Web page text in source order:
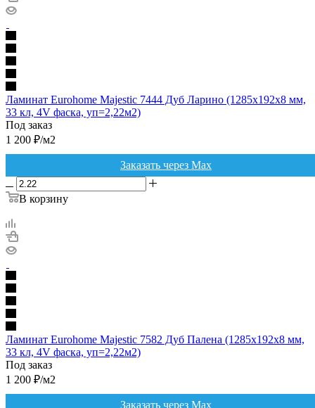
Ламинат Eurohome Majestic 7444 Дуб Ларино (1285х192х8 мм,
33 кл, 4V фаска, уп=2,22м2)
Под заказ
1 200 ₽/м2
Заказать через Max
В корзину
Ламинат Eurohome Majestic 7582 Дуб Палена (1285х192х8 мм,
33 кл, 4V фаска, уп=2,22м2)
Под заказ
1 200 ₽/м2
Заказать через Max